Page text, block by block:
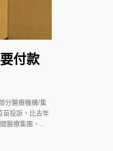
付款
分醫療機構/集
苗投訴，比去年
醫療集團，...